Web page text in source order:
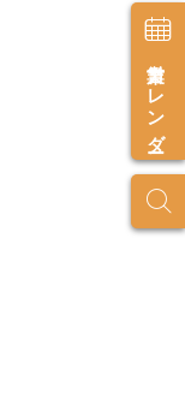
営業カレンダー